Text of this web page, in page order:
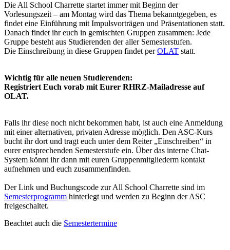
Die All School Charrette startet immer mit Beginn der
Vorlesungszeit – am Montag wird das Thema bekanntgegeben, es
findet eine Einführung mit Impulsvorträgen und Präsentationen statt.
Danach findet ihr euch in gemischten Gruppen zusammen: Jede
Gruppe besteht aus Studierenden der aller Semesterstufen.
Die Einschreibung in diese Gruppen findet perOLAT statt.
Wichtig für alle neuen Studierenden:
Registriert Euch vorab mit Eurer RHRZ-Mailadresse auf
OLAT.
Falls ihr diese noch nicht bekommen habt, ist auch eine Anmeldung
mit einer alternativen, privaten Adresse möglich. Den ASC-Kurs
bucht ihr dort und tragt euch unter dem Reiter „Einschreiben“ in
eurer entsprechenden Semesterstufe ein. Über das interne Chat-
System könnt ihr dann mit euren Gruppenmitgliederm kontakt
aufnehmen und euch zusammenfinden.
Der Link und Buchungscode zur All School Charrette sind im
Semesterprogramm hinterlegt und werden zu Beginn der ASC
freigeschaltet.
Beachtet auch die Semestertermine